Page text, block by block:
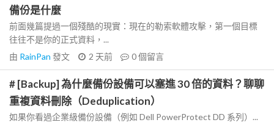
備份是什麼
前面幾篇提過一個殘酷的現實：現在的勒索軟體攻擊，第一個目標
往往不是你的正式資料，...
由 RainPan 發文 2 天前 0個留言
# [Backup] 為什麼備份設備可以塞進 30 倍的資料？聊聊
重複資料刪除（Deduplication）
如果你看過企業級備份設備（例如 Dell PowerProtect DD 系列）...